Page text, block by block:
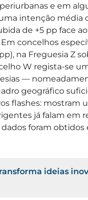
e em
intenção média
de +5 pp face
concelhos
na Freguesia Z
W regista-se
—
geográfico
flashes:
já falam em
foram
ideias